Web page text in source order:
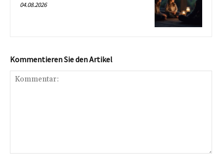
04.08.2026
Kommentieren Sie den Artikel